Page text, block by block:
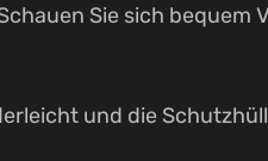
Sie sich bequem
und die